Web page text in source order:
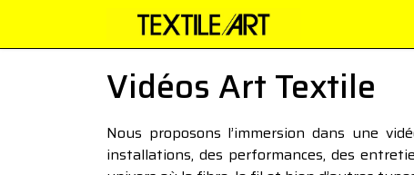
Vidéos Art Textile
Nous proposons l’immersion dans une
installations, des performances, des